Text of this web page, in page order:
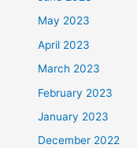
May 2023
April 2023
March 2023
February 2023
January 2023
December 2022